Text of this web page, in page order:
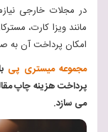
در مجلات خارجی
مانند ویزا کارت،
امکان پرداخت آن به
مجموعه میستری پی
پرداخت هزینه چاپ
می سازد.